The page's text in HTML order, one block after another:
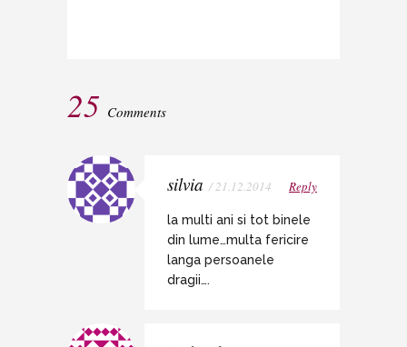
25 Comments
silvia / 21.12.2014 Reply
la multi ani si tot binele
din lume…multa fericire
langa persoanele
dragii….